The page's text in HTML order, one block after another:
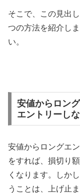
そこで、この見出
つの方法を紹介し
い。
安値からロン
エントリーし
安値からロングエ
をすれば、損切り
くなります。しか
うことは、上げ止